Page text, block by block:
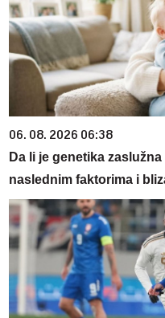
06. 08. 2026 06:38
Da li je genetika
naslednim faktorima i